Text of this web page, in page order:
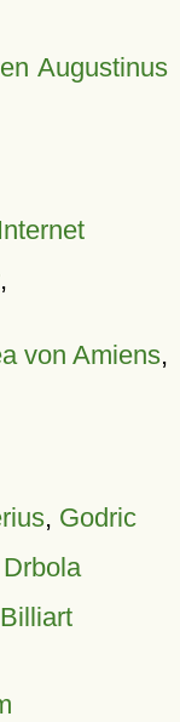
Augustinus
,
von Amiens,
, Godric